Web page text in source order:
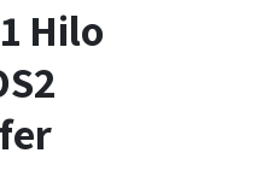
Hilo